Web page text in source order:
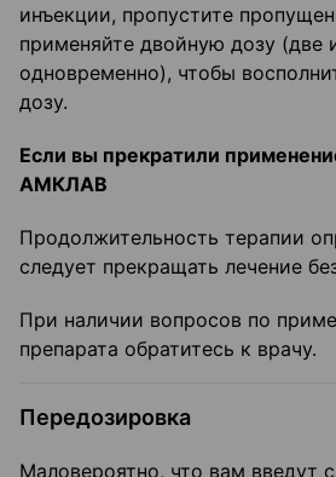
инъекции, пропустите
применяйте двойную дозу (две
одновременно), чтобы
дозу.
Если вы прекратили
АМКЛАВ
Продолжительность терапии
следует прекращать лечение
При наличии вопросов по
препарата обратитесь к врачу.
Передозировка
Маловероятно, что вам введут